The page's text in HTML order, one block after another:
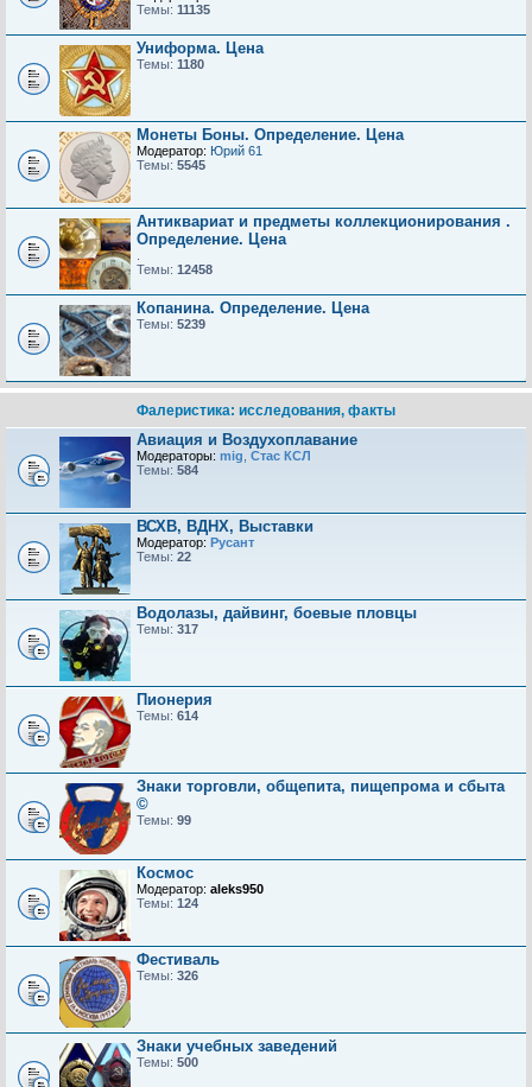
Темы: 11135
Униформа. Цена
Темы: 1180
Монеты Боны. Определение. Цена
Модератор: Юрий 61
Темы: 5545
Антиквариат и предметы коллекционирования .
Определение. Цена
Темы: 12458
Копанина. Определение. Цена
Темы: 5239
Фалеристика: исследования, факты
Авиация и Воздухоплавание
Модераторы: mig Стас КСЛ
Темы: 584
ВСХВ, ВДНХ, Выставки
Модератор: Русант
Темы: 22
Водолазы, дайвинг, боевые пловцы
Темы: 317
Пионерия
Темы: 614
Знаки торговли, общепита, пищепрома и сбыта
©
Темы: 99
Космос
Модератор: aleks950
Темы: 124
Фестиваль
Темы: 326
Знаки учебных заведений
Темы: 500